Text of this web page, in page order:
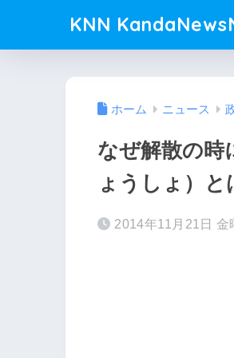
KNN
ホーム ニュース
なぜ解散の時
ょうしょ）と
2014年11月21日 金